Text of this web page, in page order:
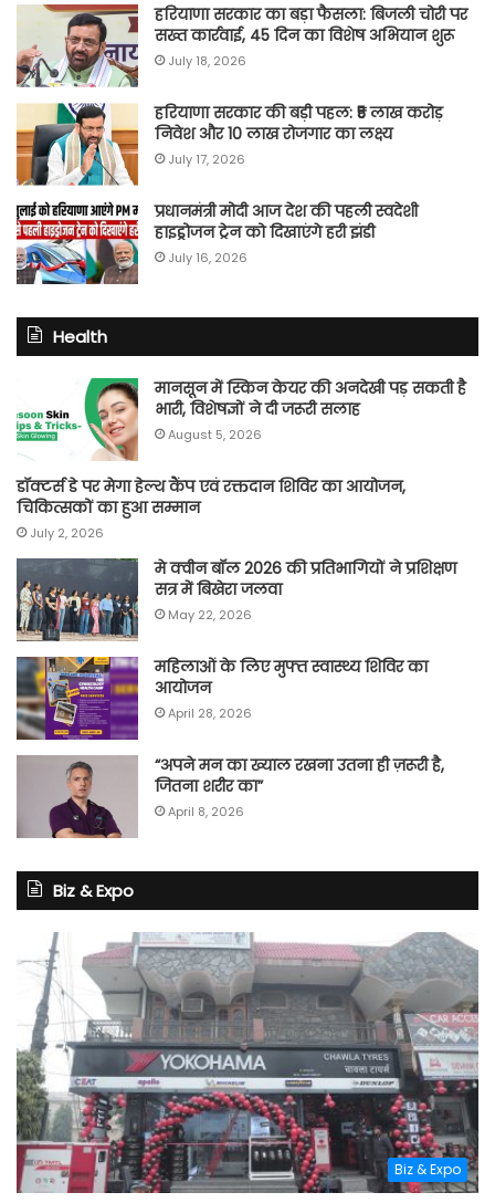
हरियाणा सरकार का बड़ा फैसला: बिजली चोरी पर
सख्त कार्रवाई, 45 दिन का विशेष अभियान शुरू
July 18, 2026
हरियाणा सरकार की बड़ी पहल: ₹5 लाख करोड़
निवेश और 10 लाख रोजगार का लक्ष्य
July 17, 2026
प्रधानमंत्री मोदी आज देश की पहली स्वदेशी
हाइड्रोजन ट्रेन को दिखाएंगे हरी झंडी
July 16, 2026
Health
मानसून में स्किन केयर की अनदेखी पड़ सकती है
भारी, विशेषज्ञों ने दी जरूरी सलाह
August 5, 2026
डॉक्टर्स डे पर मेगा हेल्थ कैंप एवं रक्तदान शिविर का आयोजन,
चिकित्सकों का हुआ सम्मान
July 2, 2026
मे क्वीन बॉल 2026 की प्रतिभागियों ने प्रशिक्षण
सत्र में बिखेरा जलवा
May 22, 2026
महिलाओं के लिए मुफ्त स्वास्थ्य शिविर का
आयोजन
April 28, 2026
“अपने मन का ख्याल रखना उतना ही ज़रूरी है,
जितना शरीर का”
April 8, 2026
Biz & Expo
Biz & Expo